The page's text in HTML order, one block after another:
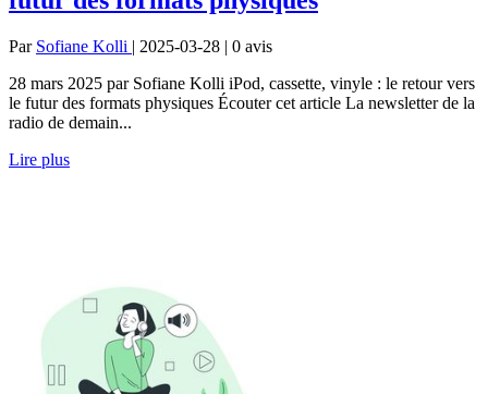
Par Sofiane Kolli | 2025-03-28 | 0 avis
28 mars 2025 par Sofiane Kolli iPod, cassette, vinyle : le retour vers
le futur des formats physiques Écouter cet article La newsletter de la
radio de demain...
Lire plus